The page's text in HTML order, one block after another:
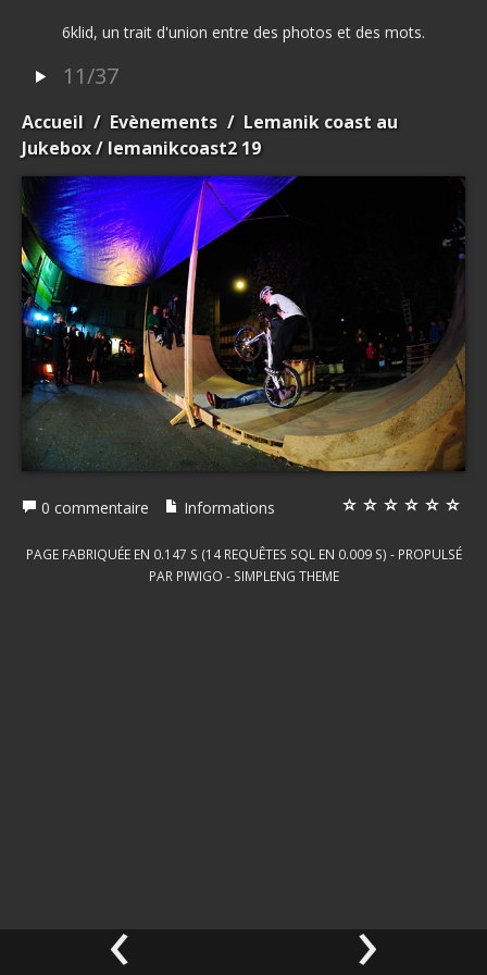
6klid, un trait d'union entre des photos et des mots.
11/37
Accueil / Evènements / Lemanik coast au
Jukebox/ lemanikcoast2 19
‹ ›
0 commentaire Informations
PAGE FABRIQUÉE EN 0.147 S (14 REQUÊTES SQL EN 0.009 S) - PROPULSÉ
PAR PIWIGO - SIMPLENG THEME